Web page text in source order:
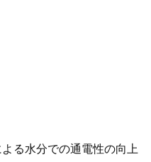
る水分での通電性の向上